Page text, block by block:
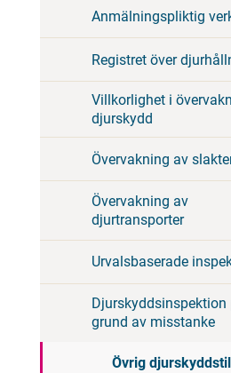
Anmälningspliktig
Registret över
Villkorlighet i
djurskydd
Övervakning av
Övervakning av
djurtransporter
Urvalsbaserade
Djurskyddsinspektion
grund av misstanke
Övrig